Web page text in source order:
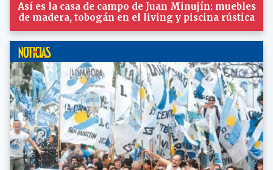
Así es la casa de campo de Juan Minujín: muebles
de madera, tobogán en el living y piscina rústica